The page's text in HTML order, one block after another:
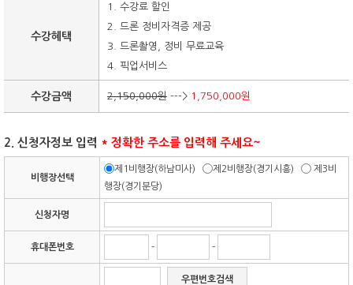
수강혜택
1. 수강료 할인
2. 드론 정비자격증 제공
3. 드론촬영, 정비 무료교육
4. 픽업서비스
수강금액 2,150,000원 ---> 1,750,000원
2. 신청자정보 입력 * 정확한 주소를 입력해 주세요~
비행장선택
제1비행장(하남미사) 제2비행장(경기시흥)
제3비
행장(경기분당)
신청자명
휴대폰번호 - -
우편번호검색